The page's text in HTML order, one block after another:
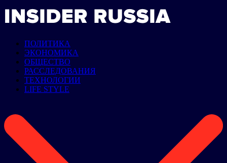
ПОЛИТИКА
ЭКОНОМИКА
ОБЩЕСТВО
РАССЛЕДОВАНИЯ
ТЕХНОЛОГИИ
LIFE STYLE